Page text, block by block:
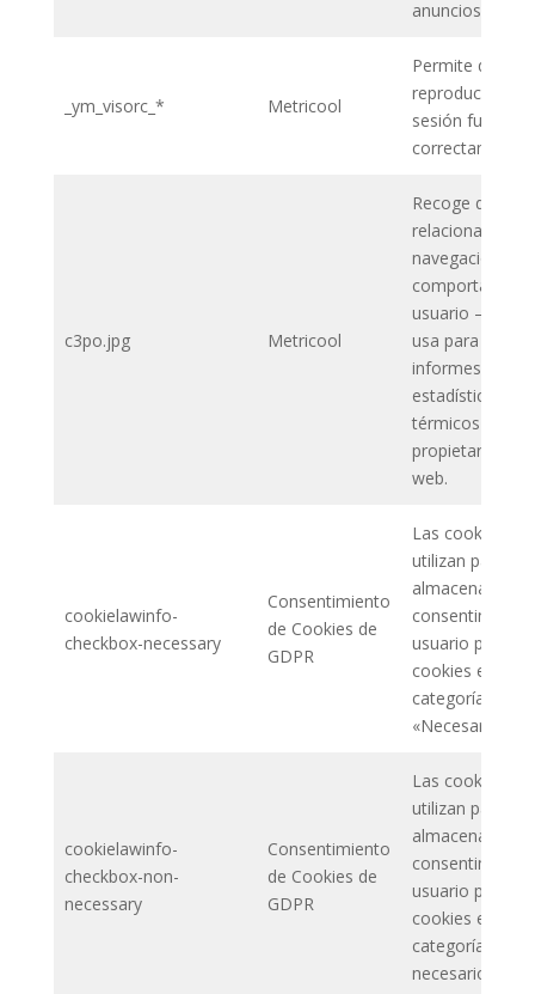
anuncios
_ym_visorc_* Metricool
Permite que la
reproducción
sesión funcione
correctamente
c3po.jpg Metricool
Recoge datos
relacionadas
navegación y el
usuario – Esto
usa para
informes
estadísticos y
térmicos para
propietario de
web.
cookielawinfo-
checkbox-necessary
Consentimiento
de Cookies de
GDPR
Las cookies se
utilizan para
almacenar el
usuario para las
cookies en la
categoría
«Necesario».
cookielawinfo-
checkbox-non-
necessary
Consentimiento
de Cookies de
GDPR
Las cookies se
utilizan para
almacenar el
usuario para las
cookies en la
categoría «No
necesario».